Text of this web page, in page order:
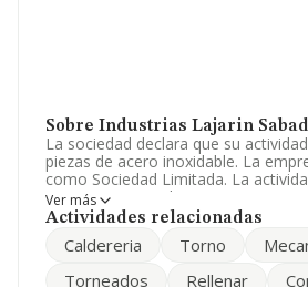
Sobre Industrias Lajarin
La sociedad declara que su
piezas de acero inoxidable. La
como Sociedad Limitada. La
CNAE corresponde a '%cnae%',
No realiza actividad de importación
Dentro del ranking de empresas
Ver más
Actividades relacionadas
Caldereria Torno
Torneados
Rellenar